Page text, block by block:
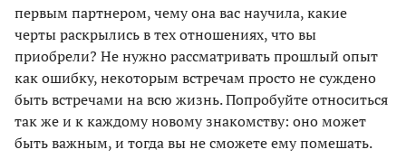
первым партнером, чему она вас научила, какие
черты раскрылись в тех отношениях, что вы
приобрели? Не нужно рассматривать прошлый опыт
как ошибку, некоторым встречам просто не суждено
быть встречами на всю жизнь. Попробуйте относиться
так же и к каждому новому знакомству: оно может
быть важным, и тогда вы не сможете ему помешать.